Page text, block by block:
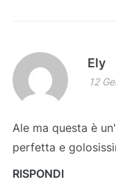
Ely
12
Ale ma questa è
perfetta e
RISPONDI